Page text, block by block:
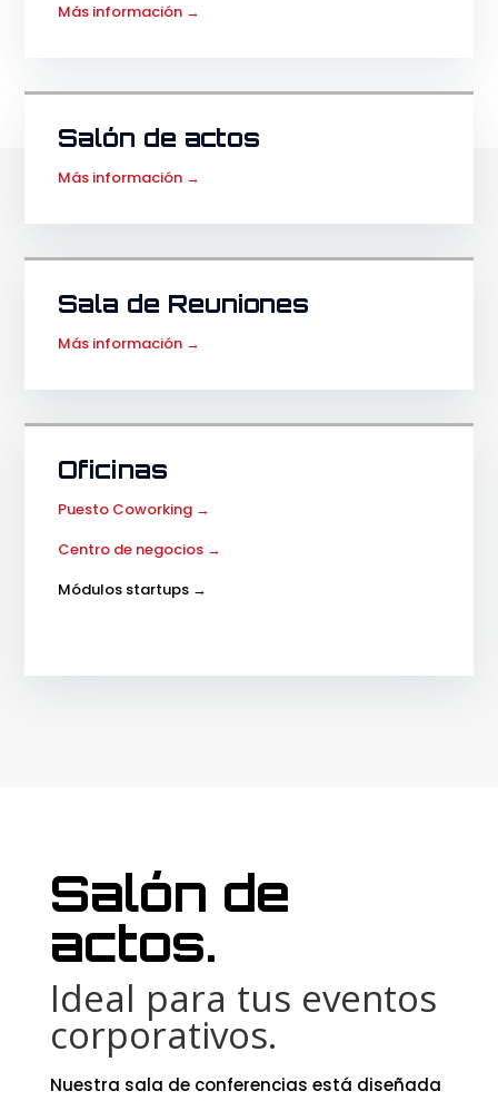
Más información →
Salón de actos
Más información →
Sala de Reuniones
Más información →
Oficinas
Puesto Coworking →
Centro de negocios →
Módulos startups →
Salón de
actos.
Ideal para tus eventos
corporativos.
Nuestra sala de conferencias está diseñada